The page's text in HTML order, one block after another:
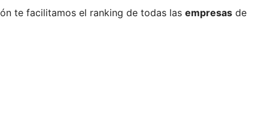
te facilitamos el ranking de todas las empresas de